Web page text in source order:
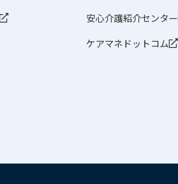
安心介護紹介センター
ケアマネドットコム